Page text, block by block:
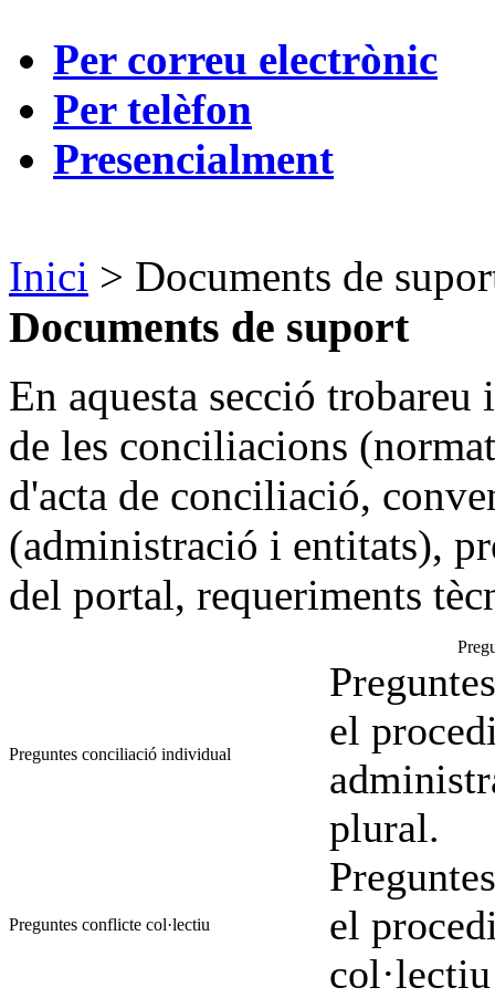
Per correu electrònic
Per telèfon
Presencialment
Inici > Documents de
Documents de suport
En aquesta secció
de les conciliacions
d'acta de conciliació,
(administració i entitats),
del portal, requeriments
Preguntes conciliació individual
el
plural.
Preguntes conflicte col·lectiu
el
col·lectiu